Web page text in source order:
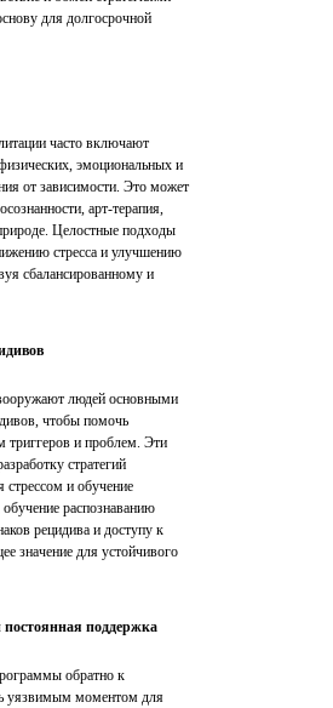
для долгосрочной
часто включают
эмоциональных и
от зависимости. Это может
арт-терапия,
Целостные подходы
стресса и улучшению
сбалансированному и
людей основными
чтобы помочь
триггеров и проблем. Эти
стратегий
и обучение
распознаванию
рецидива и доступу к
значение для устойчивого
поддержка
обратно к
уязвимым моментом для